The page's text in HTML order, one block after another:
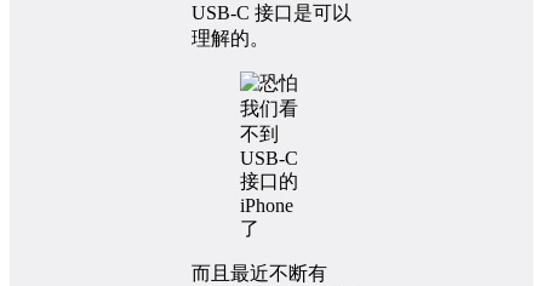
USB-C 接口是可以
理解的。
而且最近不断有